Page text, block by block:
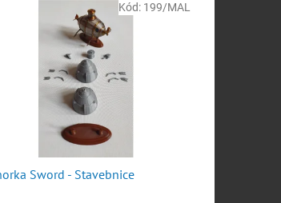
Sword - Stavebnice
Kód: 199/MAL